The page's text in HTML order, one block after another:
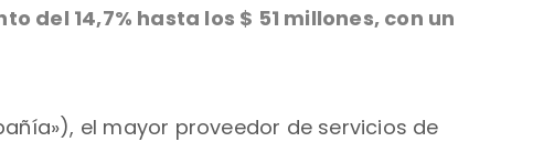
del 14,7% hasta los $ 51 millones, con un
el mayor proveedor de servicios de